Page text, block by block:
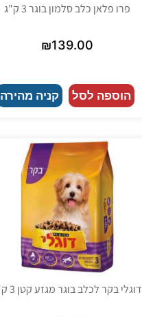
פרו פלאן כלב סלמון בוגר 3 ק"ג
₪139.00
הוספה לסל קניה מהירה
דוגלי בקר לכלב בוגר מגזע קטן 3 ק"ג